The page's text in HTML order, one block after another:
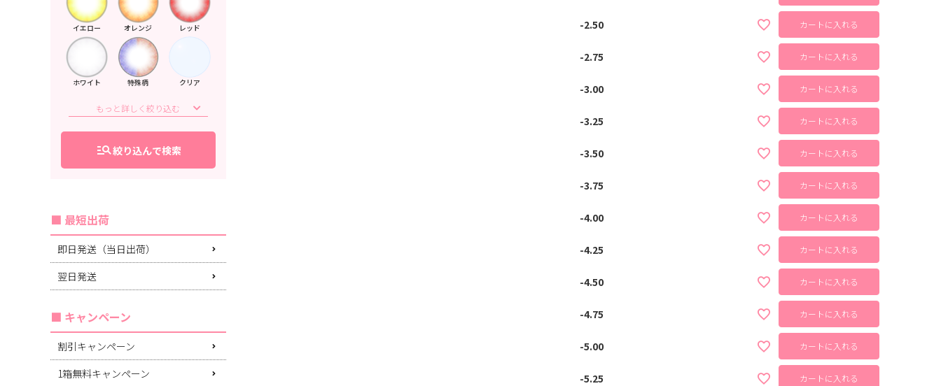
イエロー オレンジ レッド
ホワイト 特殊柄 クリア
manage_search絞り込んで検索
最短出荷
即日発送（当日出荷）
翌日発送
キャンペーン
割引キャンペーン
1箱無料キャンペーン
-2.50 カートに入れる
-2.75 カートに入れる
-3.00 カートに入れる
-3.25 カートに入れる
-3.50 カートに入れる
-3.75 カートに入れる
-4.00 カートに入れる
-4.25 カートに入れる
-4.50 カートに入れる
-4.75 カートに入れる
-5.00 カートに入れる
-5.25 カートに入れる